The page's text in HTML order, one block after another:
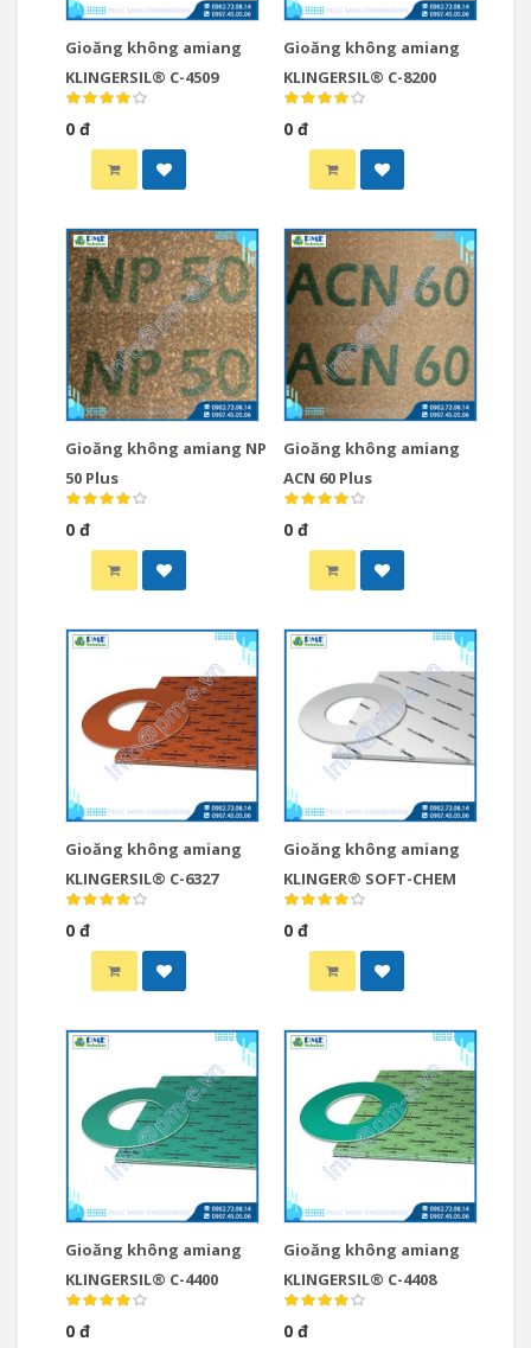
Gioăng không amiang
KLINGERSIL® C-4509
0 đ
Gioăng không amiang
KLINGERSIL® C-8200
0 đ
Gioăng không amiang NP
50 Plus
0 đ
Gioăng không amiang
ACN 60 Plus
0 đ
Gioăng không amiang
KLINGERSIL® C-6327
0 đ
Gioăng không amiang
KLINGER® SOFT-CHEM
0 đ
Gioăng không amiang
KLINGERSIL® C-4400
0 đ
Gioăng không amiang
KLINGERSIL® C-4408
0 đ